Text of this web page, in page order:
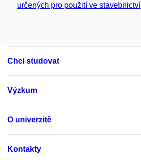
určených pro použití ve stavebnictví
Chci studovat
Výzkum
O univerzitě
Kontakty